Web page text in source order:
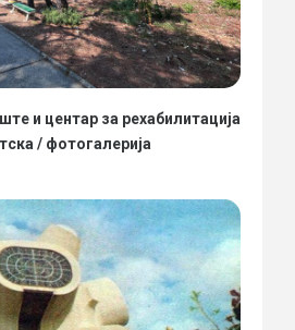
и центар за рехабилитација
/ фотогалерија